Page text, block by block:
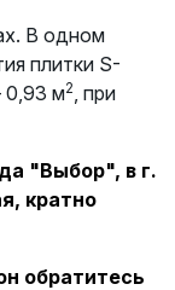
В одном
плитки S-
0,93 м2 , при
"Выбор", в г.
кратно
обратитесь